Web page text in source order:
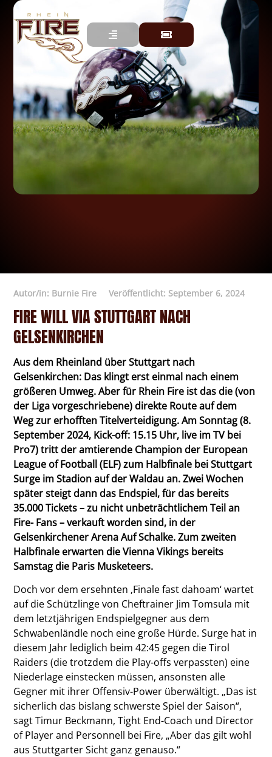
Autor/in: Burnie Fire Veröffentlicht: September 6, 2024
FIRE WILL VIA STUTTGART NACH
GELSENKIRCHEN
Aus dem Rheinland über Stuttgart nach
Gelsenkirchen: Das klingt erst einmal nach einem
größeren Umweg. Aber für Rhein Fire ist das die (von
der Liga vorgeschriebene) direkte Route auf dem
Weg zur erhofften Titelverteidigung. Am Sonntag (8.
September 2024, Kick-off: 15.15 Uhr, live im TV bei
Pro7) tritt der amtierende Champion der European
League of Football (ELF) zum Halbfinale bei Stuttgart
Surge im Stadion auf der Waldau an. Zwei Wochen
später steigt dann das Endspiel, für das bereits
35.000 Tickets – zu nicht unbeträchtlichem Teil an
Fire- Fans – verkauft worden sind, in der
Gelsenkirchener Arena Auf Schalke. Zum zweiten
Halbfinale erwarten die Vienna Vikings bereits
Samstag die Paris Musketeers.
Doch vor dem ersehnten ‚Finale fast dahoam‘ wartet
auf die Schützlinge von Cheftrainer Jim Tomsula mit
dem letztjährigen Endspielgegner aus dem
Schwabenländle noch eine große Hürde. Surge hat in
diesem Jahr lediglich beim 42:45 gegen die Tirol
Raiders (die trotzdem die Play-offs verpassten) eine
Niederlage einstecken müssen, ansonsten alle
Gegner mit ihrer Offensiv-Power überwältigt. „Das ist
sicherlich das bislang schwerste Spiel der Saison“,
sagt Timur Beckmann, Tight End-Coach und Director
of Player and Personnell bei Fire, „Aber das gilt wohl
aus Stuttgarter Sicht ganz genauso.“